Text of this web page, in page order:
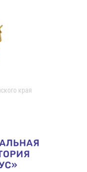
края